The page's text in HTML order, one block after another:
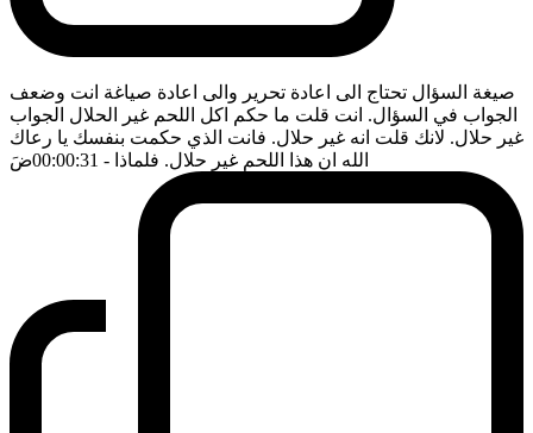
صيغة السؤال تحتاج الى اعادة تحرير والى اعادة صياغة انت وضعف
الجواب في السؤال. انت قلت ما حكم اكل اللحم غير الحلال الجواب
غير حلال. لانك قلت انه غير حلال. فانت الذي حكمت بنفسك يا رعاك
الله ان هذا اللحم غير حلال. فلماذا - 00:00:31 ضَ